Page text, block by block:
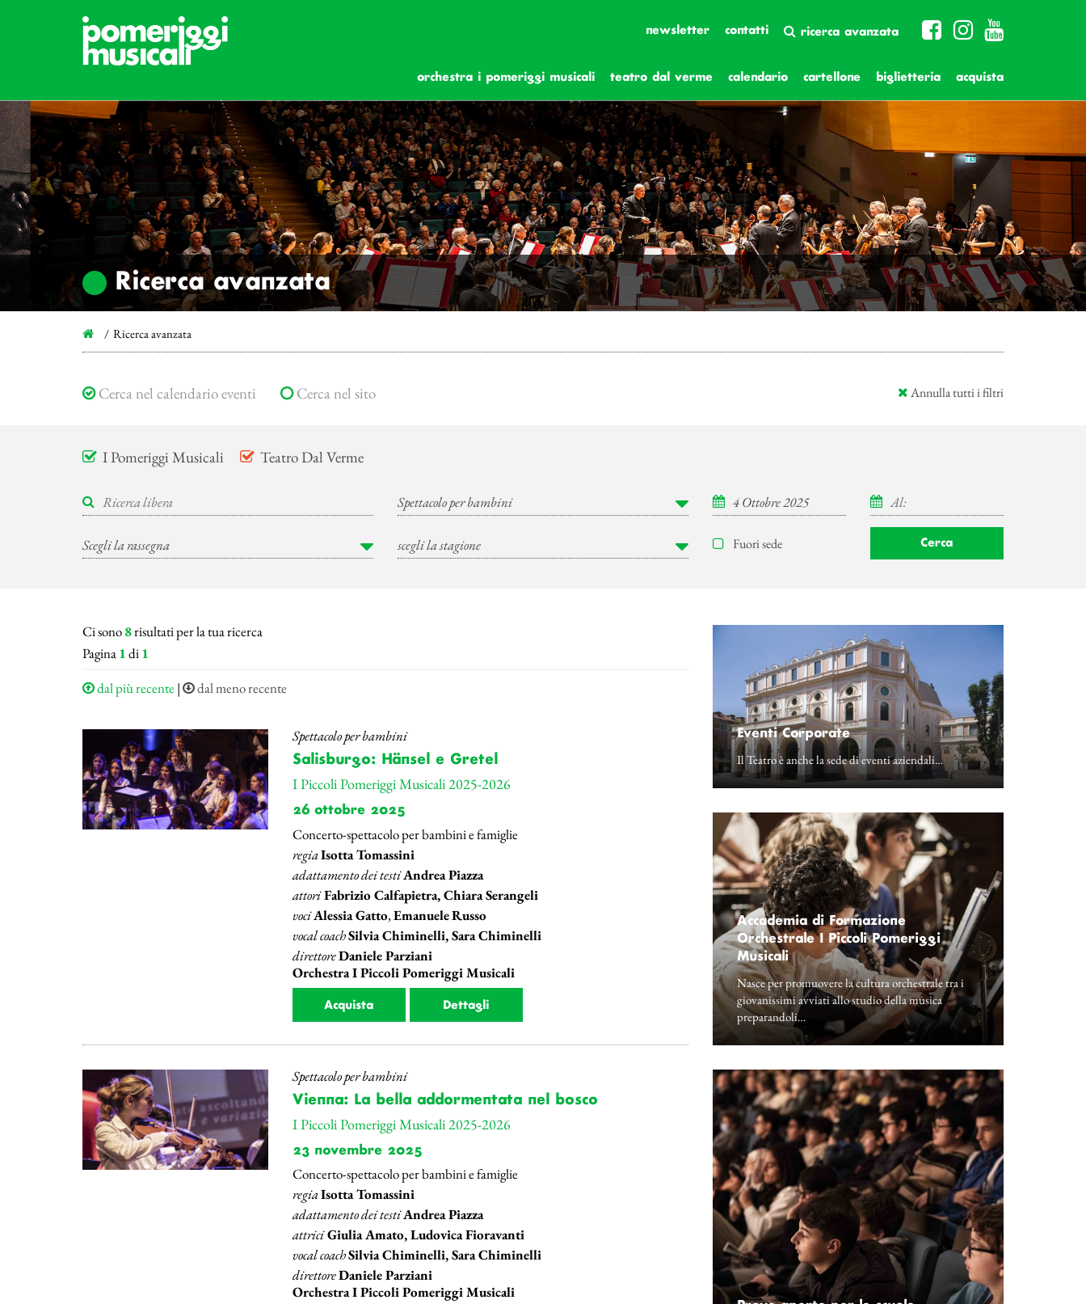
newsletter contatti ricerca avanzata
orchestra i pomeriggi musicali teatro dal verme calendario cartellone biglietteria acquista
Ricerca avanzata
Ricerca avanzata
Cerca nel calendario eventi Cerca nel sito Annulla tutti i filtri
I Pomeriggi Musicali Teatro Dal Verme
Fuori sede
Ci sono8risultati per la tua ricerca
Pagina1di1
dal più recente | dal meno recente
Spettacolo per bambini
Salisburgo: Hänsel e Gretel
I Piccoli Pomeriggi Musicali 2025-2026
26 ottobre 2025
Concerto-spettacolo per bambini e famiglie
regiaIsotta Tomassini
adattamento dei testiAndrea Piazza
attoriFabrizio Calfapietra, Chiara Serangeli
vociAlessia Gatto,EmanueleRusso
vocal coachSilvia Chiminelli, Sara Chiminelli
direttoreDaniele Parziani
Orchestra I Piccoli Pomeriggi Musicali
Acquista Dettagli
Spettacolo per bambini
Vienna: La bella addormentata nel bosco
I Piccoli Pomeriggi Musicali 2025-2026
23 novembre 2025
Concerto-spettacolo per bambini e famiglie
regiaIsotta Tomassini
adattamento dei testiAndrea Piazza
attriciGiulia Amato, Ludovica Fioravanti
vocal coachSilvia Chiminelli, Sara Chiminelli
direttoreDaniele Parziani
Orchestra I Piccoli Pomeriggi Musicali
Eventi Corporate
Il Teatro è anche la sede di eventi aziendali…
Accademia di Formazione
Orchestrale I Piccoli Pomeriggi
Musicali
Nasce per promuovere la cultura orchestrale tra i
giovanissimi avviati allo studio della musica
preparandoli…